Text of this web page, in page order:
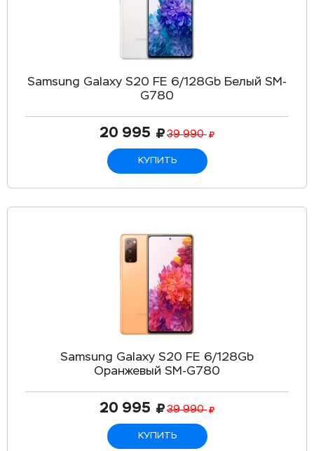
Samsung Galaxy S20 FE 6/128Gb Белый SM-
G780
20 995 39 990
КУПИТЬ
Samsung Galaxy S20 FE 6/128Gb
Оранжевый SM-G780
20 995 39 990
КУПИТЬ